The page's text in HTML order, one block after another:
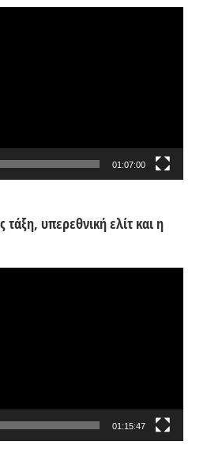
01:07:00
υπερεθνική ελίτ και η
01:15:47